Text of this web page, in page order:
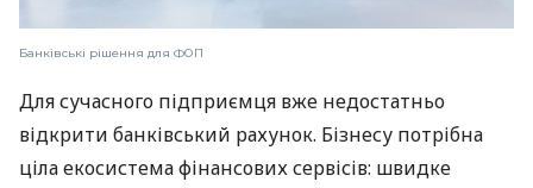
Банківські рішення для ФОП
Для сучасного підприємця вже недостатньо
відкрити банківський рахунок. Бізнесу потрібна
ціла екосистема фінансових сервісів: швидке